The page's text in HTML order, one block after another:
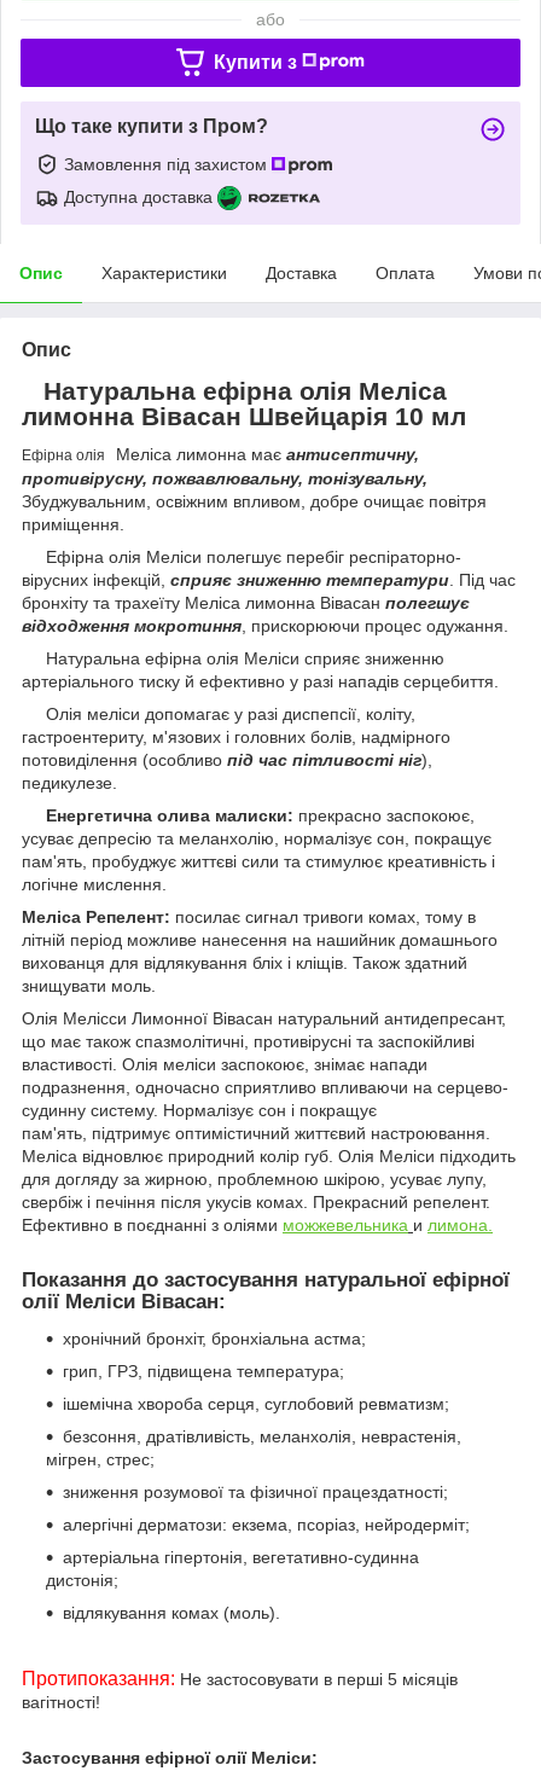
або
Купити з
Що таке купити з Пром?
Замовлення під захистом
Доступна доставка
Опис Характеристики Доставка Оплата Умови
Опис
Натуральна ефірна олія Меліса
лимонна Вівасан Швейцарія 10 мл
Ефірна олія Меліса лимонна має антисептичну,
противірусну, пожвавлювальну, тонізувальну,
Збуджувальним, освіжним впливом, добре очищає повітря
приміщення.
Ефірна олія Меліси полегшує перебіг респіраторно-
вірусних інфекцій, сприяє зниженню температури . Під час
бронхіту та трахеїту Меліса лимонна Вівасан полегшує
відходження мокротиння , прискорюючи процес одужання.
Натуральна ефірна олія Меліси сприяє зниженню
артеріального тиску й ефективно у разі нападів серцебиття.
Олія меліси допомагає у разі диспепсії, коліту,
гастроентериту, м'язових і головних болів, надмірного
потовиділення (особливо під час пітливості ніг),
педикулезе.
Енергетична олива малиски: прекрасно заспокоює,
усуває депресію та меланхолію, нормалізує сон, покращує
пам'ять, пробуджує життєві сили та стимулює креативність і
логічне мислення.
Меліса Репелент: посилає сигнал тривоги комах, тому в
літній період можливе нанесення на нашийник домашнього
вихованця для відлякування бліх і кліщів. Також здатний
знищувати моль.
Олія Мелісси Лимонної Вівасан натуральний антидепресант,
що має також спазмолітичні, противірусні та заспокійливі
властивості. Олія меліси заспокоює, знімає напади
подразнення, одночасно сприятливо впливаючи на серцево-
судинну систему. Нормалізує сон і покращує
пам'ять, підтримує оптимістичний життєвий настроювання.
Меліса відновлює природний колір губ. Олія Меліси підходить
для догляду за жирною, проблемною шкірою, усуває лупу,
свербіж і печіння після укусів комах. Прекрасний репелент.
Ефективно в поєднанні з оліями можжевельника и лимона.
Показання до застосування натуральної ефірної
олії Меліси Вівасан:
хронічний бронхіт, бронхіальна астма;
грип, ГРЗ, підвищена температура;
ішемічна хвороба серця, суглобовий ревматизм;
безсоння, дратівливість, меланхолія, неврастенія,
мігрен, стрес;
зниження розумової та фізичної працездатності;
алергічні дерматози: екзема, псоріаз, нейродерміт;
артеріальна гіпертонія, вегетативно-судинна
дистонія;
відлякування комах (моль).
Протипоказання: Не застосовувати в перші 5 місяців
вагітності!
Застосування ефірної олії Меліси: